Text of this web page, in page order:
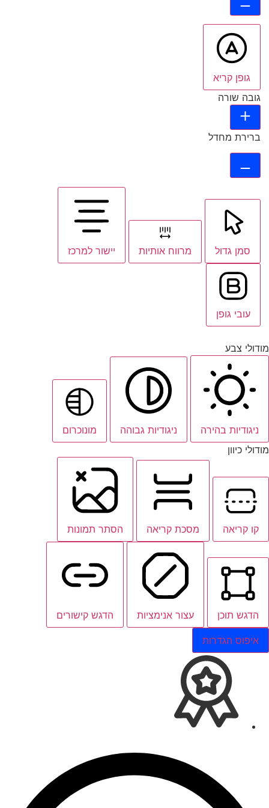
גופן קריא
גובה שורה
ברירת מחדל
סמן גדול מרווח אותיות יישור למרכז
עובי גופן
מודולי צבע
ניגודיות בהירה ניגודיות גבוהה
מונוכרום
מודולי כיוון
קו קריאה מסכת קריאה הסתר תמונות
הדגש תוכן עצור אנימציות הדגש קישורים
איפוס הגדרות